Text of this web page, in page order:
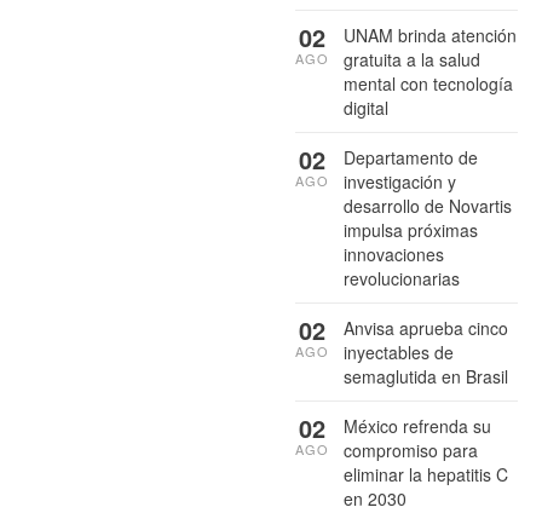
UNAM brinda atención
gratuita a la salud
mental con tecnología
digital
02
AGO
Departamento de
investigación y
desarrollo de Novartis
impulsa próximas
innovaciones
revolucionarias
02
AGO
Anvisa aprueba cinco
inyectables de
semaglutida en Brasil
02
AGO
México refrenda su
compromiso para
eliminar la hepatitis C
en 2030
02
AGO